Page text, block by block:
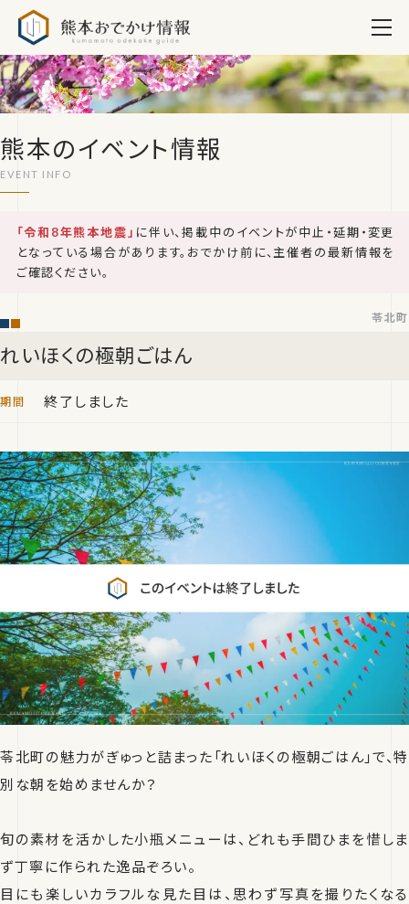
熊本のイベント情報
「令和8年熊本地震」 に伴い、掲載中のイベントが中止・延期・変更
となっている場合があります。おでかけ前に、主催者の最新情報を
ご確認ください。
れいほくの極朝ごはん
苓北町
終了しました
苓北町の魅力がぎゅっと詰まった「れいほくの極朝ごはん」で、特
別な朝を始めませんか？
旬の素材を活かした小瓶メニューは、どれも手間ひまを惜しま
ず丁寧に作られた逸品ぞろい。
目にも楽しいカラフルな見た目は、思わず写真を撮りたくなる